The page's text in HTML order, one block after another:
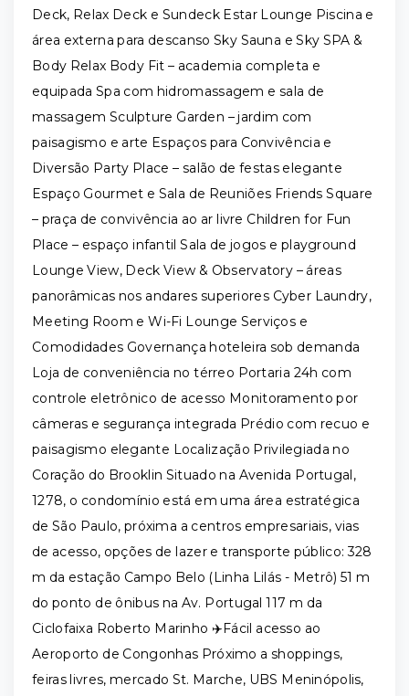
Deck, Relax Deck e Sundeck Estar Lounge Piscina e
área externa para descanso Sky Sauna e Sky SPA &
Body Relax Body Fit – academia completa e
equipada Spa com hidromassagem e sala de
massagem Sculpture Garden – jardim com
paisagismo e arte Espaços para Convivência e
Diversão Party Place – salão de festas elegante
Espaço Gourmet e Sala de Reuniões Friends Square
– praça de convivência ao ar livre Children for Fun
Place – espaço infantil Sala de jogos e playground
Lounge View, Deck View & Observatory – áreas
panorâmicas nos andares superiores Cyber Laundry,
Meeting Room e Wi-Fi Lounge Serviços e
Comodidades Governança hoteleira sob demanda
Loja de conveniência no térreo Portaria 24h com
controle eletrônico de acesso Monitoramento por
câmeras e segurança integrada Prédio com recuo e
paisagismo elegante Localização Privilegiada no
Coração do Brooklin Situado na Avenida Portugal,
1278, o condomínio está em uma área estratégica
de São Paulo, próxima a centros empresariais, vias
de acesso, opções de lazer e transporte público: 328
m da estação Campo Belo (Linha Lilás - Metrô) 51 m
do ponto de ônibus na Av. Portugal 117 m da
Ciclofaixa Roberto Marinho ✈️Fácil acesso ao
Aeroporto de Congonhas Próximo a shoppings,
feiras livres, mercado St. Marche, UBS Meninópolis,